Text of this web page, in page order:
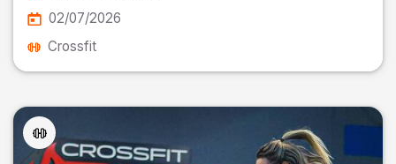
02/07/2026
Crossfit